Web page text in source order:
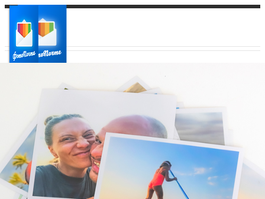
Ваш регион доставки
Выберите из списка: